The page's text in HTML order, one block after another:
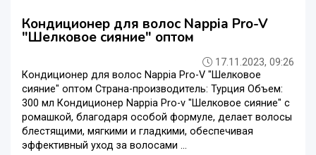
Кондиционер для волос Nappia Pro-V
"Шелковое сияние" оптом
17.11.2023, 09:26
Кондиционер для волос Nappia Pro-V "Шелковое
сияние" оптом Страна-производитель: Турция Объем:
300 мл Кондиционер Nappia Pro-v "Шелковое сияние" с
ромашкой, благодаря особой формуле, делает волосы
блестящими, мягкими и гладкими, обеспечивая
эффективный уход за волосами ...